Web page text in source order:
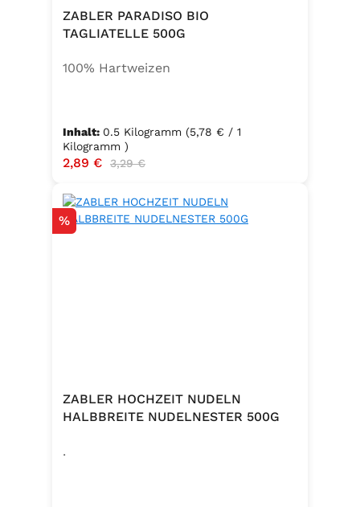
ZABLER PARADISO BIO
TAGLIATELLE 500G
100% Hartweizen
Inhalt: 0.5 Kilogramm (5,78 € / 1
Kilogramm )
Verkaufspreis:
2,89 € Regulärer Preis:
3,29 €
Rabatt
%
ZABLER HOCHZEIT NUDELN
HALBBREITE NUDELNESTER 500G
.